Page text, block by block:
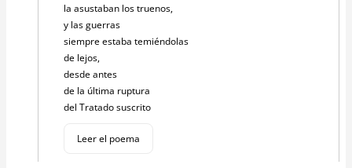
la asustaban los truenos,
y las guerras
siempre estaba temiéndolas
de lejos,
desde antes
de la última ruptura
del Tratado suscrito
Leer el poema